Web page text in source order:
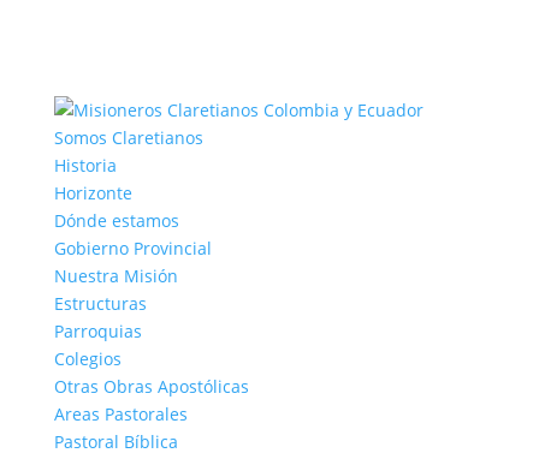
Somos Claretianos
Historia
Horizonte
Dónde estamos
Gobierno Provincial
Nuestra Misión
Estructuras
Parroquias
Colegios
Otras Obras Apostólicas
Areas Pastorales
Pastoral Bíblica